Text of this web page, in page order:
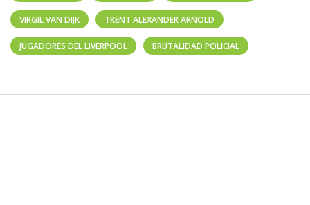
VIRGIL VAN DIJK TRENT ALEXANDER ARNOLD
JUGADORES DEL LIVERPOOL BRUTALIDAD POLICIAL